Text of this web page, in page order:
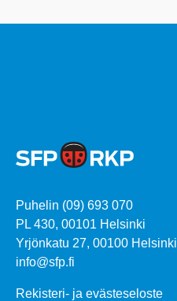
Puhelin (09) 693 070
PL 430, 00101 Helsinki
Yrjönkatu 27, 00100 Helsinki
info@sfp.fi
Rekisteri- ja evästeseloste